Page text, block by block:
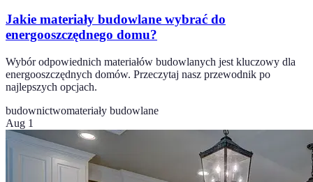
Jakie materiały budowlane wybrać do
energooszczędnego domu?
Wybór odpowiednich materiałów budowlanych jest kluczowy dla
energooszczędnych domów. Przeczytaj nasz przewodnik po
najlepszych opcjach.
budownictwomateriały budowlane
Aug 1